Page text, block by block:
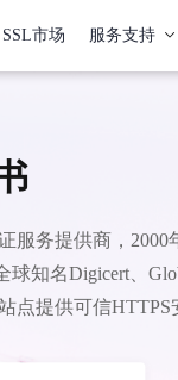
SSL市场 服务支持
服务提供商，
知名Digicert、
点提供可信HTTPS